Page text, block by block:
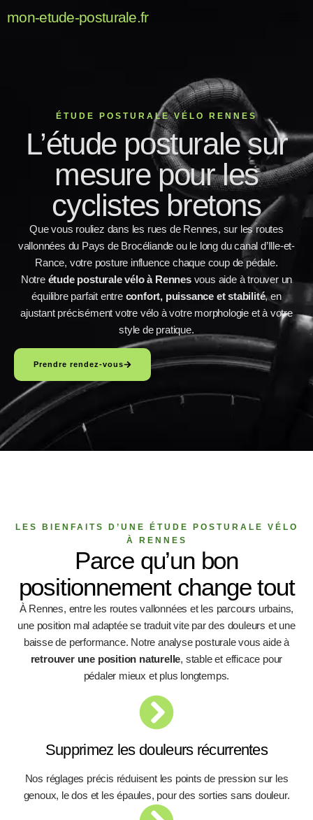
mon-etude-posturale.fr
ÉTUDE POSTURALE VÉLO RENNES
L’étude posturale sur
mesure pour les
cyclistes bretons
Que vous rouliez dans les rues de Rennes, sur les routes
vallonnées du Pays de Brocéliande ou le long du canal d’Ille-et-
Rance, votre posture influence chaque coup de pédale.
Notre étude posturale vélo à Rennesvous aide à trouver un
équilibre parfait entre confort, puissance et stabilité, en
ajustant précisément votre vélo à votre morphologie et à votre
style de pratique.
Prendre rendez-vous
LES BIENFAITS D’UNE ÉTUDE POSTURALE VÉLO
À RENNES
Parce qu’un bon
positionnement change tout
À Rennes, entre les routes vallonnées et les parcours urbains,
une position mal adaptée se traduit vite par des douleurs et une
baisse de performance. Notre analyse posturale vous aide à
retrouver une position naturelle, stable et efficace pour
pédaler mieux et plus longtemps.
Supprimez les douleurs récurrentes
Nos réglages précis réduisent les points de pression sur les
genoux, le dos et les épaules, pour des sorties sans douleur.